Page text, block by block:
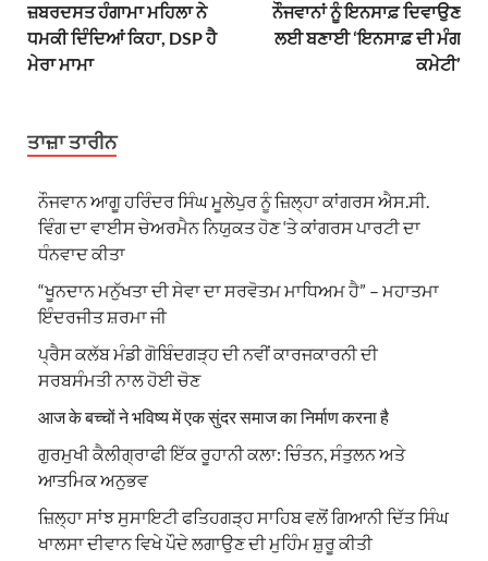
ਜ਼ਬਰਦਸਤ ਹੰਗਾਮਾ ਮਹਿਲਾ ਨੇ
ਧਮਕੀ ਦਿੰਦਿਆਂ ਕਿਹਾ, DSP ਹੈ
ਮੇਰਾ ਮਾਮਾ
ਨੌਜਵਾਨਾਂ ਨੂੰ ਇਨਸਾਫ਼ ਦਿਵਾਉਣ
ਲਈ ਬਣਾਈ ‘ਇਨਸਾਫ਼ ਦੀ ਮੰਗ
ਕਮੇਟੀ’
ਤਾਜ਼ਾ ਤਾਰੀਨ
ਨੌਜਵਾਨ ਆਗੂ ਹਰਿੰਦਰ ਸਿੰਘ ਮੂਲੇਪੁਰ ਨੂੰ ਜ਼ਿਲ੍ਹਾ ਕਾਂਗਰਸ ਐਸ.ਸੀ.
ਵਿੰਗ ਦਾ ਵਾਈਸ ਚੇਅਰਮੈਨ ਨਿਯੁਕਤ ਹੋਣ ‘ਤੇ ਕਾਂਗਰਸ ਪਾਰਟੀ ਦਾ
ਧੰਨਵਾਦ ਕੀਤਾ
“ਖੂਨਦਾਨ ਮਨੁੱਖਤਾ ਦੀ ਸੇਵਾ ਦਾ ਸਰਵੋਤਮ ਮਾਧਿਅਮ ਹੈ” – ਮਹਾਤਮਾ
ਇੰਦਰਜੀਤ ਸ਼ਰਮਾ ਜੀ
ਪ੍ਰੈਸ ਕਲੱਬ ਮੰਡੀ ਗੋਬਿੰਦਗੜ੍ਹ ਦੀ ਨਵੀਂ ਕਾਰਜਕਾਰਨੀ ਦੀ
ਸਰਬਸੰਮਤੀ ਨਾਲ ਹੋਈ ਚੋਣ
आज के बच्चों ने भविष्य में एक सुंदर समाज का निर्माण करना है
ਗੁਰਮੁਖੀ ਕੈਲੀਗ੍ਰਾਫੀ ਇੱਕ ਰੂਹਾਨੀ ਕਲਾ: ਚਿੰਤਨ, ਸੰਤੁਲਨ ਅਤੇ
ਆਤਮਿਕ ਅਨੁਭਵ
ਜ਼ਿਲ੍ਹਾ ਸਾਂਝ ਸੁਸਾਇਟੀ ਫਤਿਹਗੜ੍ਹ ਸਾਹਿਬ ਵਲੋਂ ਗਿਆਨੀ ਦਿੱਤ ਸਿੰਘ
ਖਾਲਸਾ ਦੀਵਾਨ ਵਿਖੇ ਪੌਦੇ ਲਗਾਉਣ ਦੀ ਮੁਹਿੰਮ ਸ਼ੁਰੂ ਕੀਤੀ